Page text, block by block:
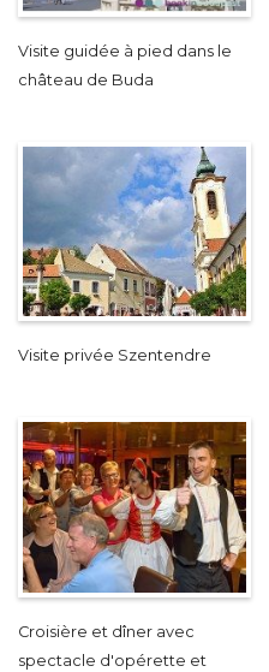
Visite guidée à pied dans le
château de Buda
Visite privée Szentendre
Croisière et dîner avec
spectacle d'opérette et